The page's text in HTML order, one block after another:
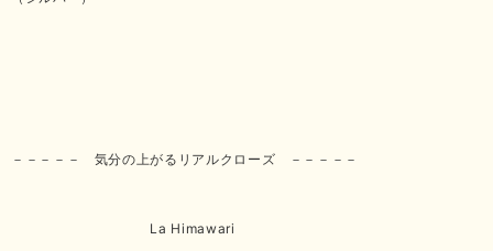
－－－－－ 気分の上がるリアルクローズ －－－－－
La Himawari